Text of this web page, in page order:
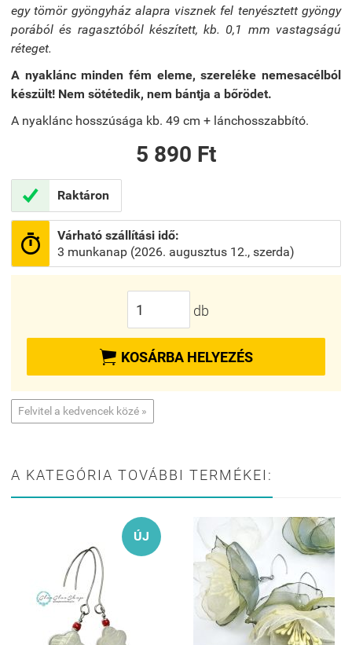
egy tömör gyöngyház alapra visznek fel tenyésztett gyöngy
porából és ragasztóból készített, kb. 0,1 mm vastagságú
réteget.
A nyaklánc minden fém eleme, szereléke nemesacélból
készült! Nem sötétedik, nem bántja a bőrödet.
A nyaklánc hosszúsága kb. 49 cm + lánchosszabbító.
5 890 Ft
 Raktáron

Várható szállítási idő:
3 munkanap (2026. augusztus 12., szerda)
db
 KOSÁRBA HELYEZÉS
Felvitel a kedvencek közé »
A KATEGÓRIA TOVÁBBI TERMÉKEI:
ÚJ